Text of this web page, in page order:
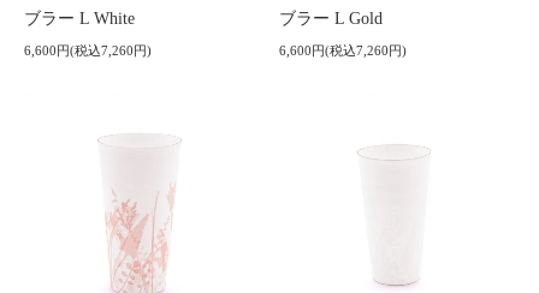
ブラー L White
6,600円(税込7,260円)
ブラー L Gold
6,600円(税込7,260円)